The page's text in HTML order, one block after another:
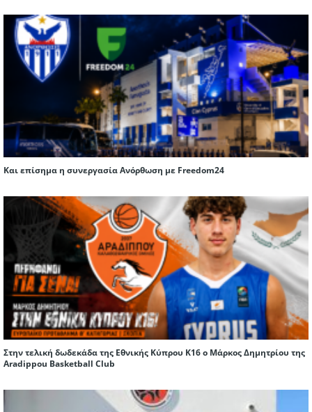
Και επίσημα η συνεργασία Ανόρθωση με Freedom24
Στην τελική δωδεκάδα της Εθνικής Κύπρου Κ16 ο Μάρκος Δημητρίου της
Aradippou Basketball Club